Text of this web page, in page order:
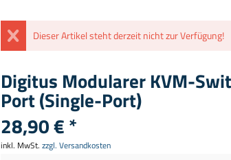
Dieser Artikel steht derzeit nicht zur Verfügung!
Digitus Modularer KVM-
Port (Single-Port)
28,90 € *
inkl. MwSt. zzgl. Versandkosten